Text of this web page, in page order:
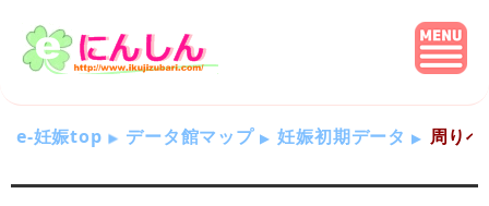
e-妊娠top データ館マップ 妊娠初期データ 周り